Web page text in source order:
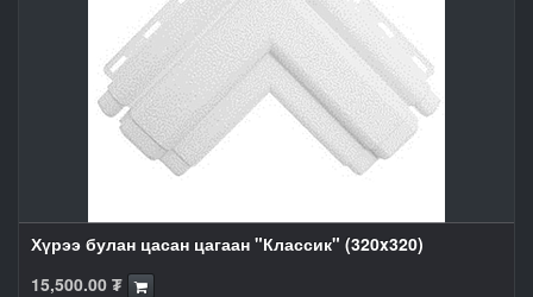
Хүрээ булан цасан цагаан "Классик" (320x320)
15,500.00 ₮